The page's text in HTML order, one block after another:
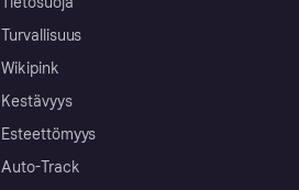
Turvallisuus
Wikipink
Kestävyys
Esteettömyys
Auto-Track